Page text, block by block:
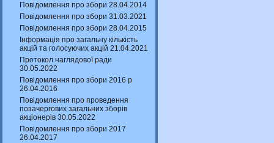
Повідомлення про збори 28.04.2014
Повідомлення про збори 31.03.2021
Повідомлення про збори 28.04.2015
Інформація про загальну кількість
акцій та голосуючих акцій 21.04.2021
Протокол наглядової ради
30.05.2022
Повідомлення про збори 2016 р
26.04.2016
Повідомлення про проведення
позачергових загальних зборів
акціонерів 30.05.2022
Повідомлення про збори 2017
26.04.2017